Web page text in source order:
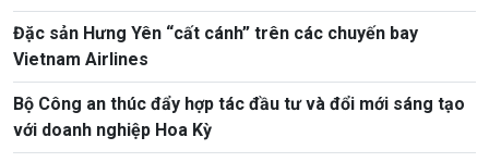
Đặc sản Hưng Yên “cất cánh” trên các chuyến bay
Vietnam Airlines
Bộ Công an thúc đẩy hợp tác đầu tư và đổi mới sáng tạo
với doanh nghiệp Hoa Kỳ